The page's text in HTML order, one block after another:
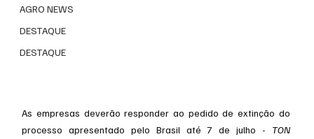
AGRO NEWS
DESTAQUE
DESTAQUE
As empresas deverão responder ao pedido de extinção do
processo apresentado pelo Brasil até 7 de julho - TON